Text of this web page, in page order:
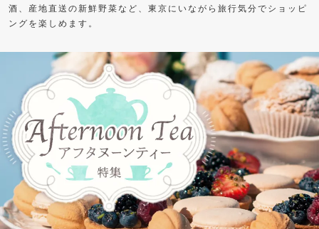
酒、産地直送の新鮮野菜など、東京にいながら旅行気分でショッピ
ングを楽しめます。